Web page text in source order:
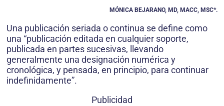
MÓNICA BEJARANO, MD, MACC, MSC*.
Una publicación seriada o continua se define como
una “publicación editada en cualquier soporte,
publicada en partes sucesivas, llevando
generalmente una designación numérica y
cronológica, y pensada, en principio, para continuar
indefinidamente”.
Publicidad